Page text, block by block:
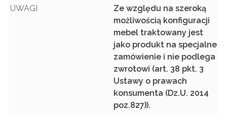
UWAGI
Ze względu na szeroką
możliwością konfiguracji
mebel traktowany jest
jako produkt na specjalne
zamówienie i nie podlega
zwrotowi (art. 38 pkt. 3
Ustawy o prawach
konsumenta (Dz.U. 2014
poz.827)).